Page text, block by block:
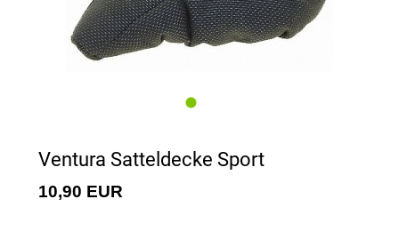
Ventura Satteldecke Sport
10,90 EUR